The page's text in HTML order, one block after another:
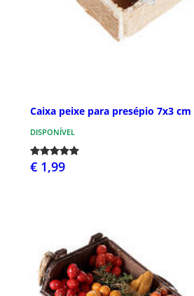
Caixa peixe para presépio 7x3 cm
DISPONÍVEL
€ 1,99